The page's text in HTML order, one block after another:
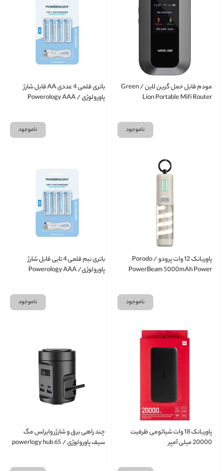
مودم قابل حمل گرین لاین / Green
Lion Portable Mifi Router
ناموجود
باتری قلمی 4 عددی AA قابل شارژ
پاورولوژی / Powerology AAA
ناموجود
پاوربانک 12 وات پرودو / Porodo
PowerBeam 5000mAh Power
ناموجود
باتری نیم قلمی 4 تایی قابل شارژ
پاورولوژی/ Powerology AAA
ناموجود
پاوربانک 18 وات شیائومی ظرفیت
20000 میلی آمپر
چند راهی برق و شارژر وایرلس مگ
سیف پاورولوژی / powerlogy hub 65